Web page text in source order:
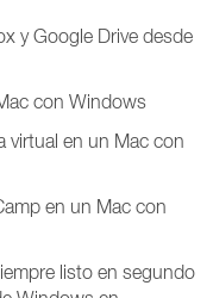
y Google Drive desde
con Windows
virtual en un Mac con
en un Mac con
listo en segundo